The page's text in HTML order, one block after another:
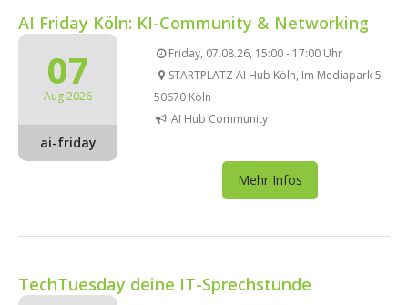
AI Friday Köln: KI-Community & Networking
07
Aug 2026
ai-friday
Friday, 07.08.26, 15:00 - 17:00 Uhr
STARTPLATZ AI Hub Köln, Im Mediapark 5
50670 Köln
AI Hub Community
Mehr Infos
TechTuesday deine IT-Sprechstunde